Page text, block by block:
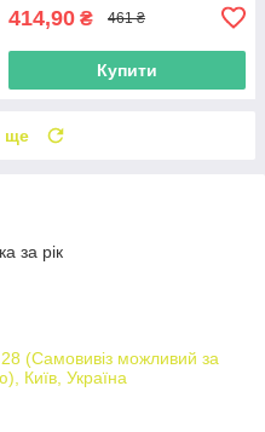
414,90 ₴ 461 ₴
Купити
ще
за рік
(Самовивіз можливий за
Київ, Україна